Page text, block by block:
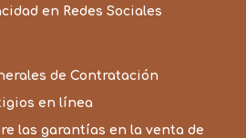
en Redes Sociales
de Contratación
en línea
las garantías en la venta de